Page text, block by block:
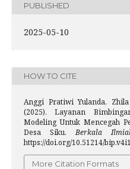
PUBLISHED
2025-05-10
HOW TO CITE
Anggi Pratiwi Yulanda,
(2025). Layanan
Modeling Untuk Mencegah
Desa Siku.Berkala
https://doi.org/10.51214/
More Citation Formats